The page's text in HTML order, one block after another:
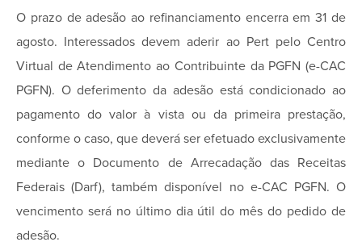
O prazo de adesão ao refinanciamento encerra em 31 de
agosto. Interessados devem aderir ao Pert pelo Centro
Virtual de Atendimento ao Contribuinte da PGFN (e-CAC
PGFN). O deferimento da adesão está condicionado ao
pagamento do valor à vista ou da primeira prestação,
conforme o caso, que deverá ser efetuado exclusivamente
mediante o Documento de Arrecadação das Receitas
Federais (Darf), também disponível no e-CAC PGFN. O
vencimento será no último dia útil do mês do pedido de
adesão.